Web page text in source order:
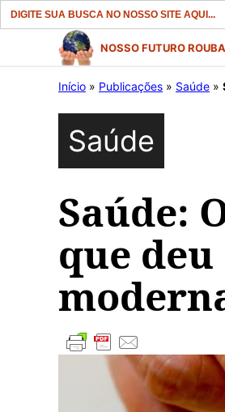
Search
for:
conteúdo
NOSSO FUTURO
Início » Publicações » Saúde »
Saúde
Saúde:
que